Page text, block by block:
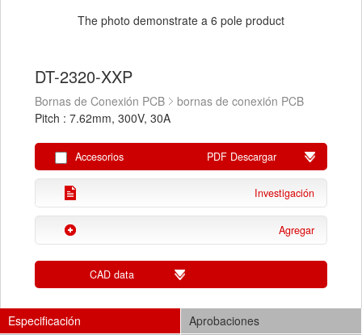
The photo demonstrate a 6 pole product
DT-2320-XXP
Bornas de Conexión PCB
bornas de conexión PCB
Pitch : 7.62mm, 300V, 30A
Accesorios PDF Descargar
Investigación
Agregar
CAD data
Especificación
Aprobaciones